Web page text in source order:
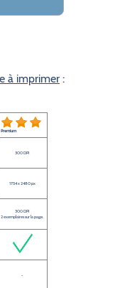
à imprimer :
Premium
300 DPI
1754 x 2480 px
300 DPI
2 exemplaires sur la page.
-